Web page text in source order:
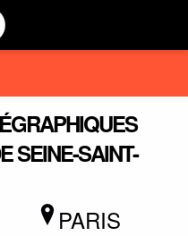
SEINE-SAINT-
PARIS